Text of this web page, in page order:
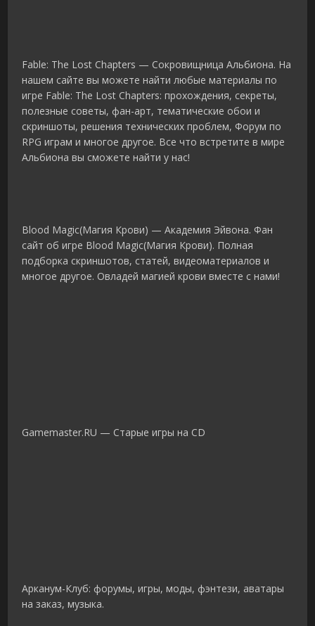
Fable: The Lost Chapters — Сокровищница Альбиона. На
нашем сайте вы можете найти любые материалы по
игре Fable: The Lost Chapters: прохождения, секреты,
полезные советы, фан-арт, тематические обои и
скриншоты, решения технических проблем, Форум по
RPG играм и многое другое. Все что встретите в мире
Альбиона вы сможете найти у нас!
Blood Magic(Магия Крови) — Академия Эйвона. Фан
сайт об игре Blood Magic(Магия Крови). Полная
подборка скриншотов, статей, видеоматериалов и
многое другое. Овладей магией крови вместе с нами!
Gamemaster.RU — Старые игры на CD
Арканум-Клуб: форумы, игры, моды, фэнтези, аватары
на заказ, музыка.